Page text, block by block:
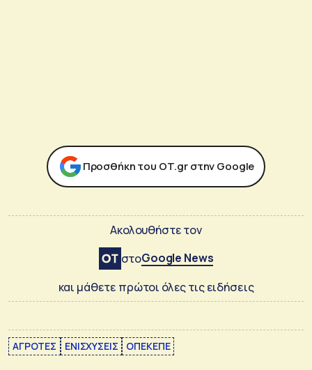
Προσθήκη του ΟΤ.gr στην Google
Ακολουθήστε τον
στοGoogle News
και μάθετε πρώτοι όλες τις ειδήσεις
ΑΓΡΟΤΕΣ ΕΝΙΣΧΥΣΕΙΣ ΟΠΕΚΕΠΕ